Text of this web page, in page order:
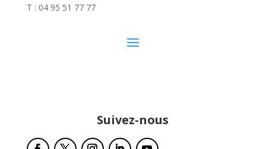
T : 04 95 51 77 77
Suivez-nous